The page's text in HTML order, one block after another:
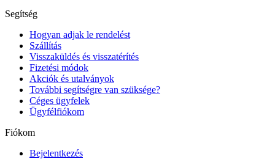
Segítség
Hogyan adjak le rendelést
Szállítás
Visszaküldés és visszatérítés
Fizetési módok
Akciók és utalványok
További segítségre van szüksége?
Céges ügyfelek
Ügyfélfiókom
Fiókom
Bejelentkezés